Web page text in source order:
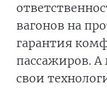
вагонов на
гарантия
пассажиров.
свои